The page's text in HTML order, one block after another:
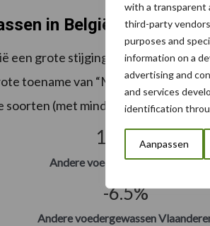
with a transparent
third-party
purposes and
information on a
advertising and
and services
identification
Aanpassen
in België in 2023
een grote stijging in de rubriek
toename van “Mengsels van
(met minder dan 50%
175.4%
Andere voedergewassen België
-6.5%
Andere voedergewassen